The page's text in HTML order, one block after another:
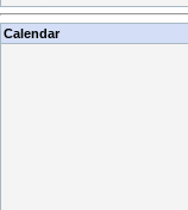
Calendar